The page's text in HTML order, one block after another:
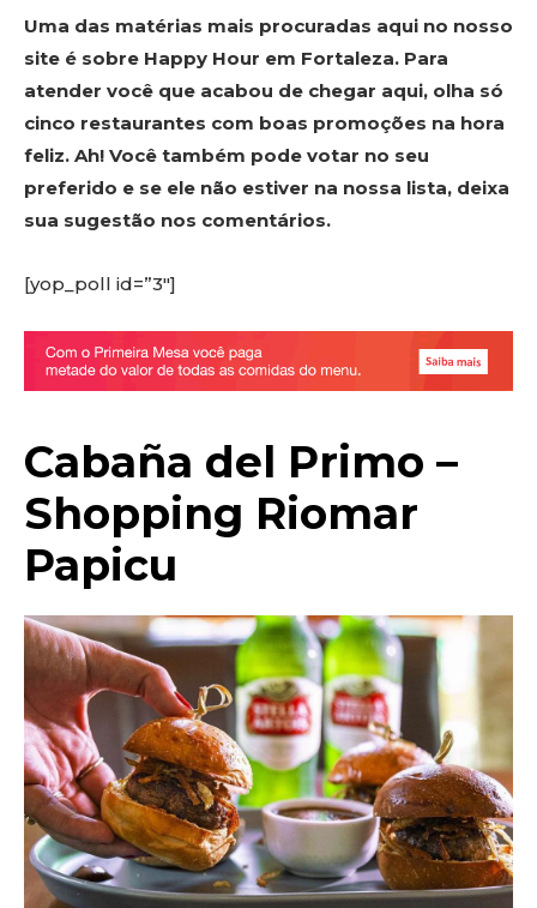
Uma das matérias mais procuradas aqui no nosso
site é sobre Happy Hour em Fortaleza. Para
atender você que acabou de chegar aqui, olha só
cinco restaurantes com boas promoções na hora
feliz. Ah! Você também pode votar no seu
preferido e se ele não estiver na nossa lista, deixa
sua sugestão nos comentários.
[yop_poll id=”3″]
Cabaña del Primo –
Shopping Riomar
Papicu